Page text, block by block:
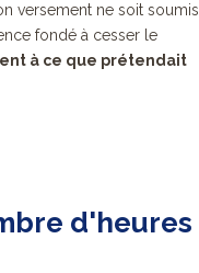
versement ne soit soumis
fondé à cesser le
à ce que prétendait
d'heures